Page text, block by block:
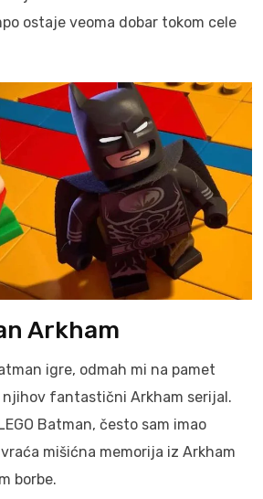
ostaje veoma dobar tokom cele
Arkham
igre, odmah mi na pamet
njihov fantastični Arkham serijal.
Batman, često sam imao
mišićna memorija iz Arkham
borbe.